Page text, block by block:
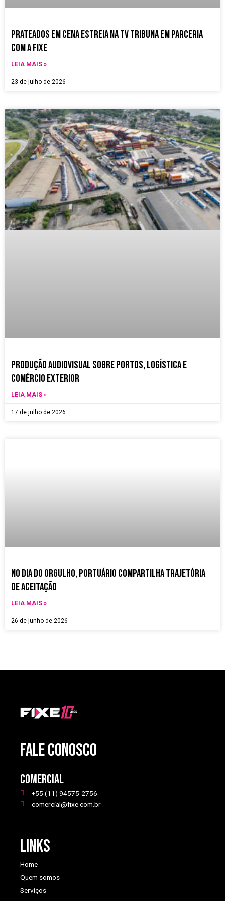
Prateados em Cena estreia na TV Tribuna em parceria
com a Fixe
LEIA MAIS »
23 de julho de 2026
Produção Audiovisual sobre Portos, Logística e
Comércio Exterior
LEIA MAIS »
17 de julho de 2026
no dia do orgulho, Portuário compartilha trajetória
de aceitação
LEIA MAIS »
26 de junho de 2026
FALE CONOSCO
Comercial
+55 (11) 94575-2756
comercial@fixe.com.br
Links
Home
Quem somos
Serviços